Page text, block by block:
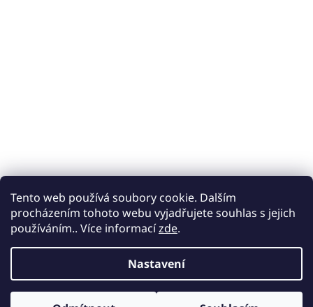
Tento web používá soubory cookie. Dalším
procházením tohoto webu vyjadřujete souhlas s jejich
používáním.. Více informacízde.
Nastavení